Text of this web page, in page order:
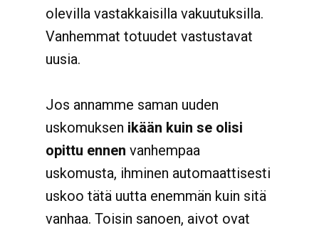
olevilla vastakkaisilla vakuutuksilla.
Vanhemmat totuudet vastustavat
uusia.
Jos annamme saman uuden
uskomuksen ikään kuin se olisi
opittu ennen vanhempaa
uskomusta, ihminen automaattisesti
uskoo tätä uutta enemmän kuin sitä
vanhaa. Toisin sanoen, aivot ovat